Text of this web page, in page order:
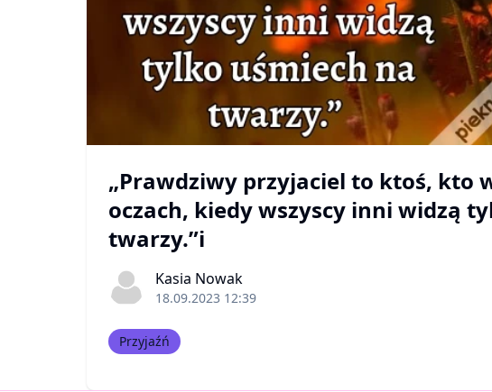
„Prawdziwy przyjaciel to ktoś, kto
oczach, kiedy wszyscy inni widzą
twarzy.”i
Kasia Nowak
18.09.2023 12:39
Przyjaźń